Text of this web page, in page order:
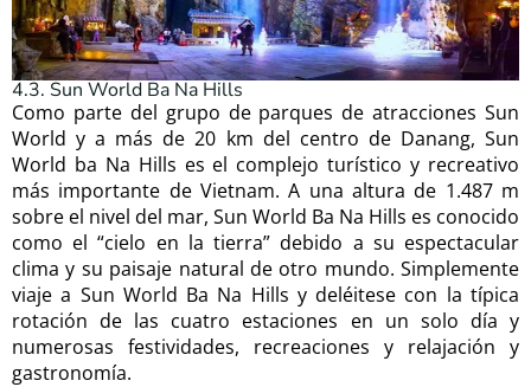
4.3. Sun World Ba Na Hills
Como parte del grupo de parques de atracciones Sun
World y a más de 20 km del centro de Danang, Sun
World ba Na Hills es el complejo turístico y recreativo
más importante de Vietnam. A una altura de 1.487 m
sobre el nivel del mar, Sun World Ba Na Hills es conocido
como el “cielo en la tierra” debido a su espectacular
clima y su paisaje natural de otro mundo. Simplemente
viaje a Sun World Ba Na Hills y deléitese con la típica
rotación de las cuatro estaciones en un solo día y
numerosas festividades, recreaciones y relajación y
gastronomía.